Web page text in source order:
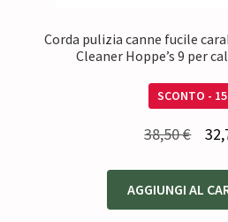
Corda pulizia canne fucile
Cleaner Hoppe’s 9 per
SCONTO -
38,50€
era:
AGGIUNGI AL